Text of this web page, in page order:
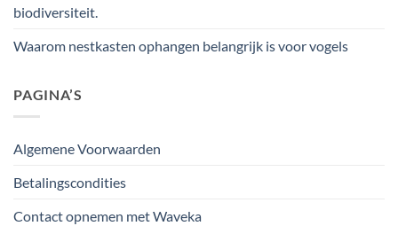
biodiversiteit.
Waarom nestkasten ophangen belangrijk is voor vogels
PAGINA’S
Algemene Voorwaarden
Betalingscondities
Contact opnemen met Waveka